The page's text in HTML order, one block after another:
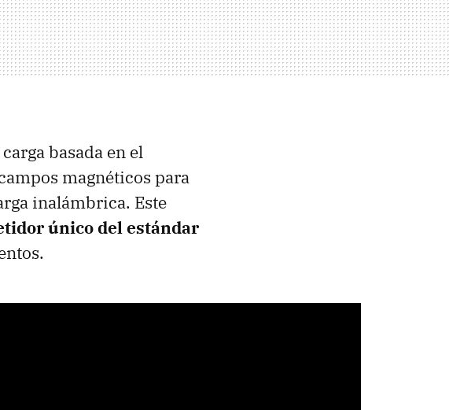
basada en el
magnéticos para
inalámbrica. Este
único del estándar